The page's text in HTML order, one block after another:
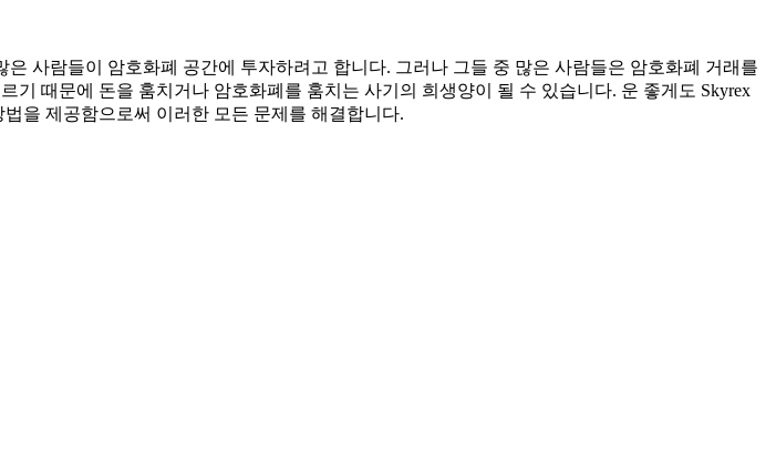
사람들이 암호화폐 공간에 투자하려고 합니다. 그러나 그들 중 많은 사람들은 암호화폐 거래를
때문에 돈을 훔치거나 암호화폐를 훔치는 사기의 희생양이 될 수 있습니다. 운 좋게도 Skyrex
을 제공함으로써 이러한 모든 문제를 해결합니다.